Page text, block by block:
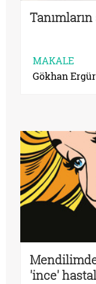
MAKALE
Gökhan Ergür
'ince'